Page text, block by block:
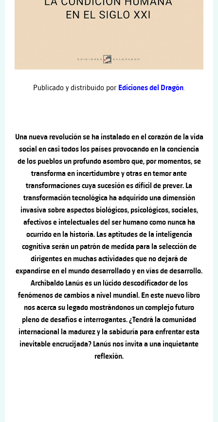
Publicado y distribuido por Ediciones del Dragón.
Una nueva revolución se ha instalado en el corazón de la vida
social en casi todos los países provocando en la conciencia
de los pueblos un profundo asombro que, por momentos, se
transforma en incertidumbre y otras en temor ante
transformaciones cuya sucesión es difícil de prever. La
transformación tecnológica ha adquirido una dimensión
invasiva sobre aspectos biológicos, psicológicos, sociales,
afectivos e intelectuales del ser humano como nunca ha
ocurrido en la historia. Las aptitudes de la inteligencia
cognitiva serán un patrón de medida para la selección de
dirigentes en muchas actividades que no dejará de
expandirse en el mundo desarrollado y en vías de desarrollo.
Archibaldo Lanús es un lúcido descodificador de los
fenómenos de cambios a nivel mundial. En este nuevo libro
nos acerca su legado mostrándonos un complejo futuro
pleno de desafíos e interrogantes. ¿Tendrá la comunidad
internacional la madurez y la sabiduría para enfrentar esta
inevitable encrucijada? Lanús nos invita a una inquietante
reflexión.